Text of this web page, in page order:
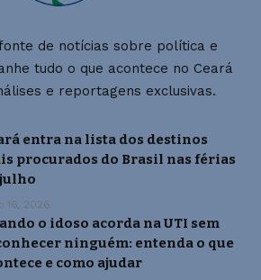
de notícias sobre política e
tudo o que acontece no Ceará
e reportagens exclusivas.
entra na lista dos destinos
procurados do Brasil nas férias
16, 2026
o idoso acorda na UTI sem
ninguém: entenda o que
e como ajudar